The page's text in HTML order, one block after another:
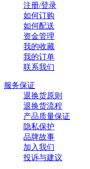
注册/登录
如何订购
如何配送
资金管理
我的收藏
我的订单
联系我们
服务保证
退换货原则
退换货流程
产品质量保证
隐私保护
品牌故事
加入我们
投诉与建议